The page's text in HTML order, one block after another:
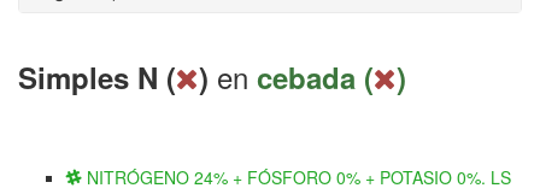
Simples N ( ) en cebada ( )
NITRÓGENO 24% + FÓSFORO 0% + POTASIO 0%. LS